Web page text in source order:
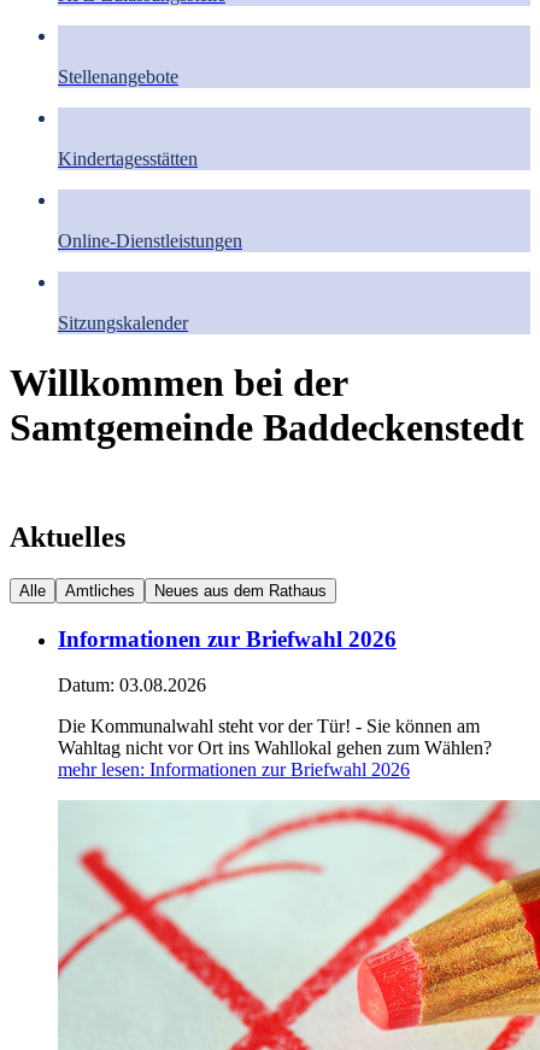
Stellenangebote
Kindertagesstätten
Online-Dienstleistungen
Sitzungskalender
Willkommen bei der
Samtgemeinde Baddeckenstedt
Aktuelles
Alle Amtliches Neues aus dem Rathaus
Informationen zur Briefwahl 2026
Datum: 03.08.2026
Die Kommunalwahl steht vor der Tür! - Sie können am
Wahltag nicht vor Ort ins Wahllokal gehen zum Wählen?
mehr lesen: Informationen zur Briefwahl 2026